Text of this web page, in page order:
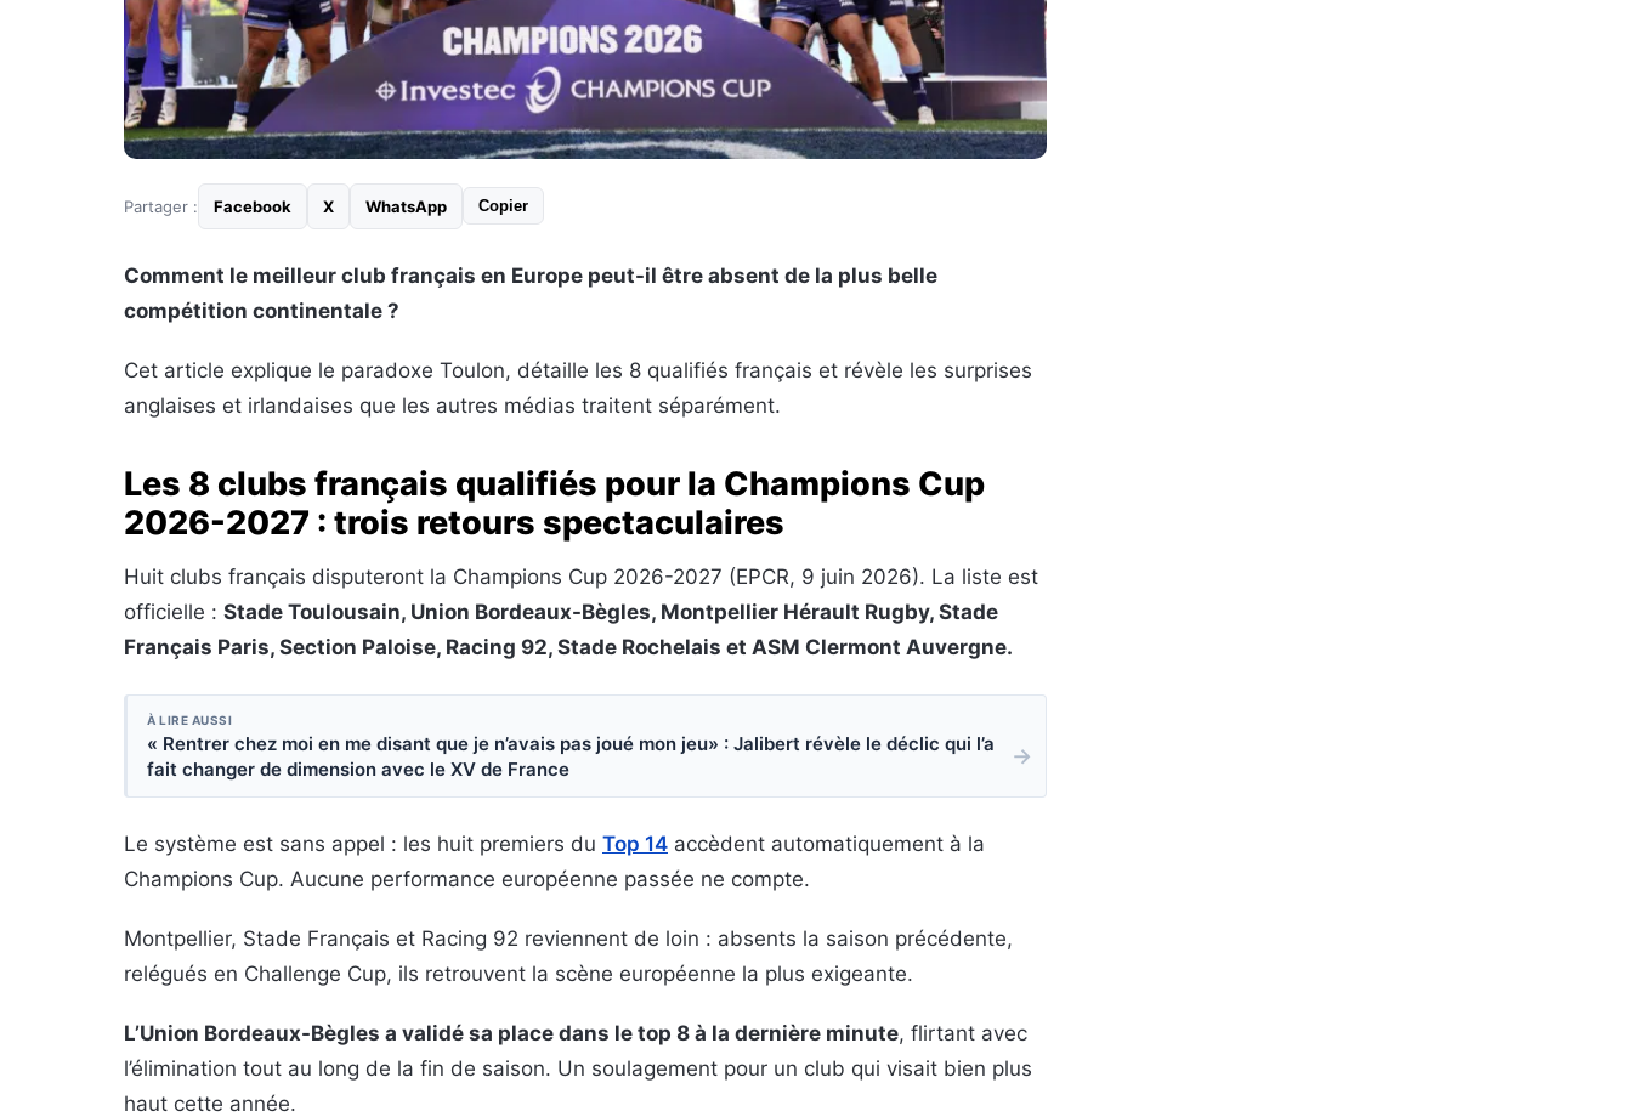
Partager : Facebook X WhatsApp Copier
Comment le meilleur club français en Europe peut-il être absent de la plus belle
compétition continentale ?
Cet article explique le paradoxe Toulon, détaille les 8 qualifiés français et révèle les surprises
anglaises et irlandaises que les autres médias traitent séparément.
Les 8 clubs français qualifiés pour la Champions Cup
2026-2027 : trois retours spectaculaires
Huit clubs français disputeront la Champions Cup 2026-2027 (EPCR, 9 juin 2026). La liste est
officielle : Stade Toulousain, Union Bordeaux-Bègles, Montpellier Hérault Rugby, Stade
Français Paris, Section Paloise, Racing 92, Stade Rochelais et ASM Clermont Auvergne.
À LIRE AUSSI
« Rentrer chez moi en me disant que je n’avais pas joué mon jeu» : Jalibert révèle le déclic qui l’a
fait changer de dimension avec le XV de France
→
Le système est sans appel : les huit premiers du Top 14 accèdent automatiquement à la
Champions Cup. Aucune performance européenne passée ne compte.
Montpellier, Stade Français et Racing 92 reviennent de loin : absents la saison précédente,
relégués en Challenge Cup, ils retrouvent la scène européenne la plus exigeante.
L’Union Bordeaux-Bègles a validé sa place dans le top 8 à la dernière minute, flirtant avec
l’élimination tout au long de la fin de saison. Un soulagement pour un club qui visait bien plus
haut cette année.